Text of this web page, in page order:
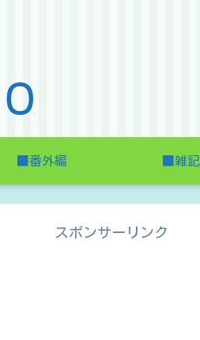
■番外編 ■雑記
スポンサーリンク